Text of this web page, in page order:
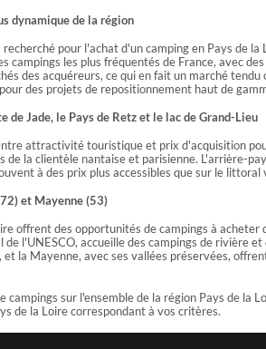
dynamique de la région
pour l'achat d'un camping en Pays de
campings les plus fréquentés de France, avec
des acquéreurs, ce qui en fait un marché
des projets de repositionnement haut de
Jade, le Pays de Retz et le lac de Grand-Lieu
attractivité touristique et prix d'acquisition
de la clientèle nantaise et parisienne. L'arrière-
à des prix plus accessibles que sur le littoral
et Mayenne (53)
offrent des opportunités de campings à
l'UNESCO, accueille des campings de rivière
la Mayenne, avec ses vallées préservées,
campings sur l'ensemble de la région Pays de
de la Loire correspondant à vos critères.